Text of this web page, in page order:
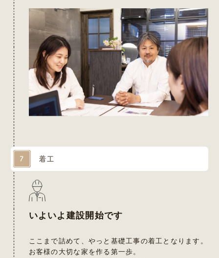
7 着工
いよいよ建設開始です
ここまで詰めて、やっと基礎工事の着工となります。
お客様の大切な家を作る第一歩。